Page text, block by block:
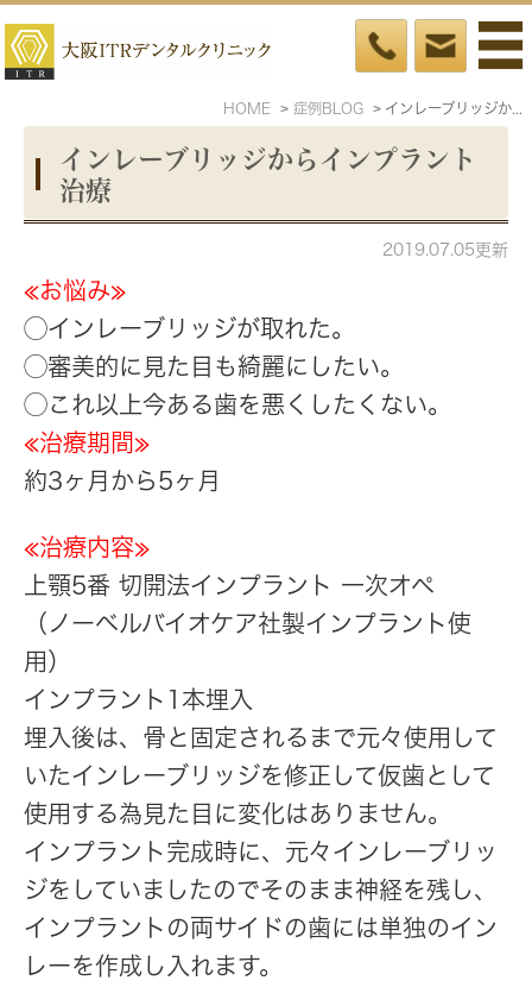
HOME 症例BLOG
インレーブリッジからインプラント
治療
2019.07.05更新
≪お悩み≫
◯インレーブリッジが取れた。
◯審美的に見た目も綺麗にしたい。
◯これ以上今ある歯を悪くしたくない。
≪治療期間≫
約3ヶ月から5ヶ月
≪治療内容≫
上顎5番 切開法インプラント 一次オペ
（ノーベルバイオケア社製インプラント使
用）
インプラント1本埋入
埋入後は、骨と固定されるまで元々使用して
いたインレーブリッジを修正して仮歯として
使用する為見た目に変化はありません。
インプラント完成時に、元々インレーブリッ
ジをしていましたのでそのまま神経を残し、
インプラントの両サイドの歯には単独のイン
レーを作成し入れます。